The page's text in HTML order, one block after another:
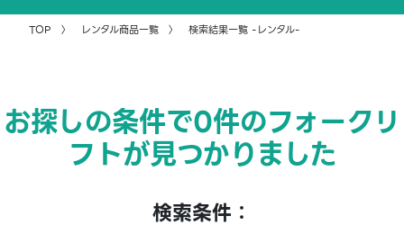
TOP 〉 レンタル商品一覧 〉 検索結果一覧 -レンタル-
お探しの条件で0件のフォークリ
フトが見つかりました
検索条件：